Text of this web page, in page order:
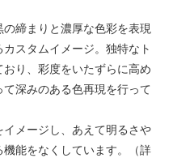
の締まりと濃厚な色彩を表現
スタムイメージ。独特なト
り、彩度をいたずらに高め
深みのある色再現を行って
メージし、あえて明るさや
能をなくしています。（詳